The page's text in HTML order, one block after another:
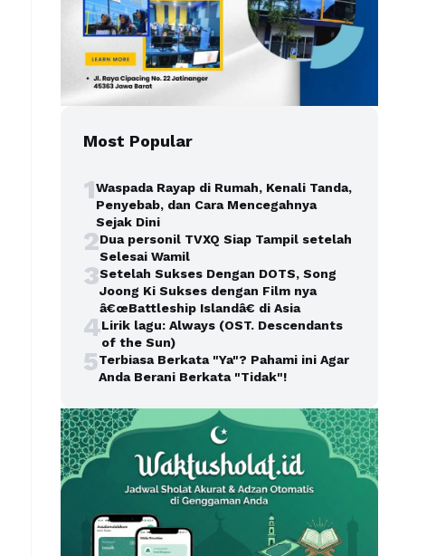
Most Popular
1Waspada Rayap di Rumah, Kenali Tanda,
Penyebab, dan Cara Mencegahnya
Sejak Dini
2Dua personil TVXQ Siap Tampil setelah
Selesai Wamil
3Setelah Sukses Dengan DOTS, Song
Joong Ki Sukses dengan Film nya
â€œBattleship Islandâ€ di Asia
4Lirik lagu: Always (OST. Descendants
of the Sun)
5Terbiasa Berkata "Ya"? Pahami ini Agar
Anda Berani Berkata "Tidak"!